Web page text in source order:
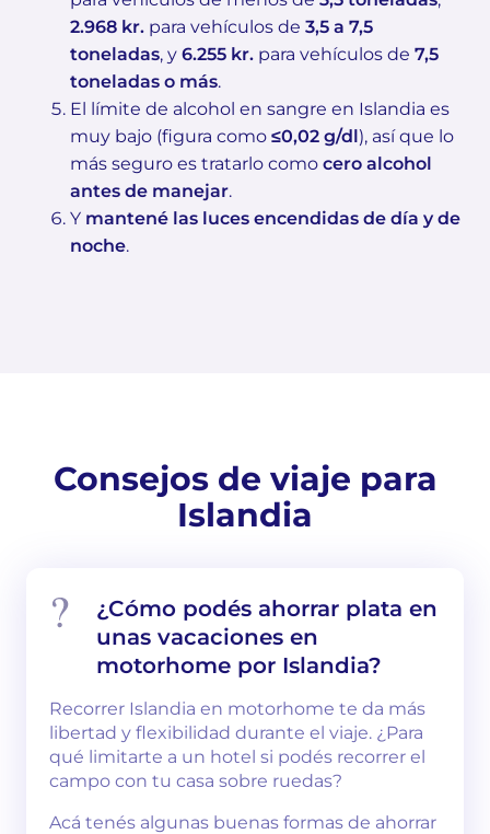
2.968 kr. para vehículos de 3,5 a 7,5
toneladas, y 6.255 kr. para vehículos de 7,5
toneladas o más.
El límite de alcohol en sangre en Islandia es
muy bajo (figura como ≤0,02 g/dl), así que lo
más seguro es tratarlo como cero alcohol
antes de manejar.
Y mantené las luces encendidas de día y de
noche.
Consejos de viaje para
Islandia
¿Cómo podés ahorrar plata en
unas vacaciones en
motorhome por Islandia?
Recorrer Islandia en motorhome te da más
libertad y flexibilidad durante el viaje. ¿Para
qué limitarte a un hotel si podés recorrer el
campo con tu casa sobre ruedas?
Acá tenés algunas buenas formas de ahorrar